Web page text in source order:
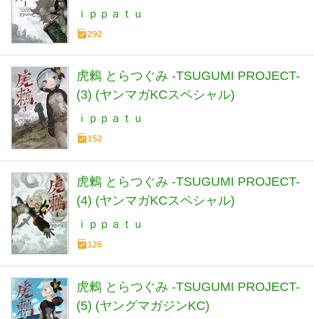
ｉｐｐａｔｕ
292
虎鶫 とらつぐみ -TSUGUMI PROJECT-
(3) (ヤンマガKCスペシャル)
ｉｐｐａｔｕ
152
虎鶫 とらつぐみ -TSUGUMI PROJECT-
(4) (ヤンマガKCスペシャル)
ｉｐｐａｔｕ
126
虎鶫 とらつぐみ -TSUGUMI PROJECT-
(5) (ヤングマガジンKC)